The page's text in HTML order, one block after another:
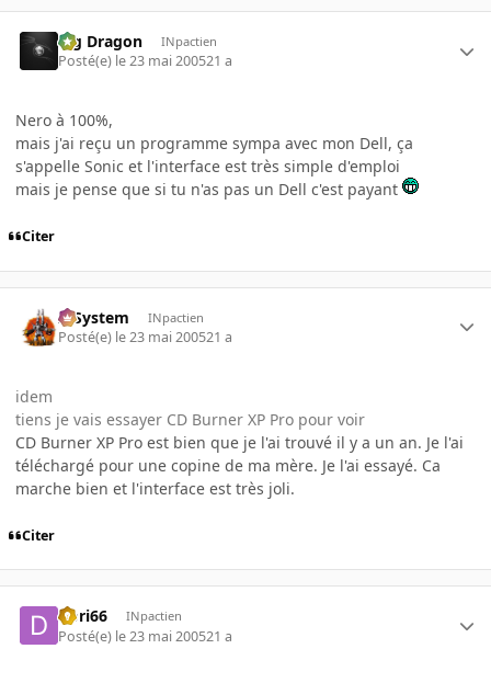
Big Dragon INpactien
Posté(e) le 23 mai 200521 a
Nero à 100%,
mais j'ai reçu un programme sympa avec mon Dell, ça
s'appelle Sonic et l'interface est très simple d'emploi
mais je pense que si tu n'as pas un Dell c'est payant
Citer
X-System INpactien
Posté(e) le 23 mai 200521 a
idem
tiens je vais essayer CD Burner XP Pro pour voir
CD Burner XP Pro est bien que je l'ai trouvé il y a un an. Je l'ai
téléchargé pour une copine de ma mère. Je l'ai essayé. Ca
marche bien et l'interface est très joli.
Citer
Dori66 INpactien
Posté(e) le 23 mai 200521 a